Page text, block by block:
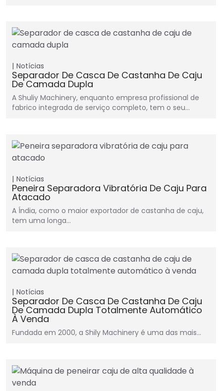
Notícias
Separador De Casca De Castanha De Caju
De Camada Dupla
A Shuliy Machinery, enquanto empresa profissional de
fabrico integrada de serviço completo, tem o seu…
Notícias
Peneira Separadora Vibratória De Caju Para
Atacado
A Índia, como o maior exportador de castanha de caju,
tem uma longa…
Notícias
Separador De Casca De Castanha De Caju
De Camada Dupla Totalmente Automático
À Venda
Fundada em 2000, a Shily Machinery é uma das mais…